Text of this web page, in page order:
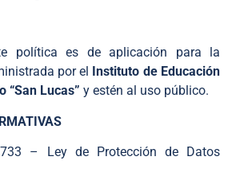
política es de aplicación para la
por el
Instituto de Educación
“San Lucas” y estén al uso público.
– Ley de Protección de Datos